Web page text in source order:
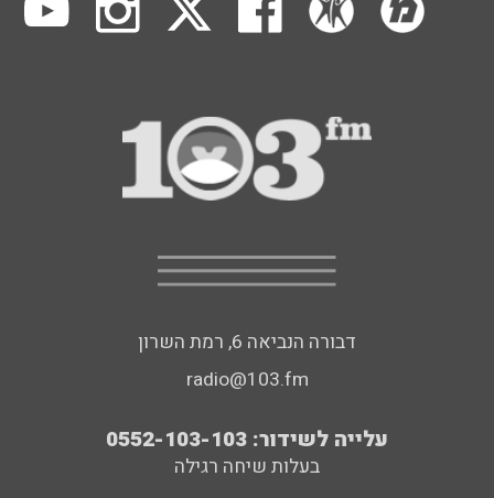
דבורה הנביאה 6, רמת השרון
radio@103.fm
עלייה לשידור: 0552-103-103
בעלות שיחה רגילה